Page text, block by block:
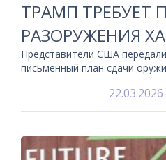
ТРАМП ТРЕБУЕТ
РАЗОРУЖЕНИЯ
Представители США
письменный план сдачи